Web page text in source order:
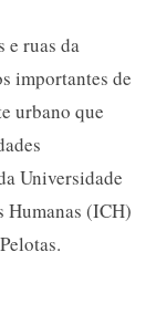
e ruas da
importantes de
urbano que
Universidade
Humanas (ICH)